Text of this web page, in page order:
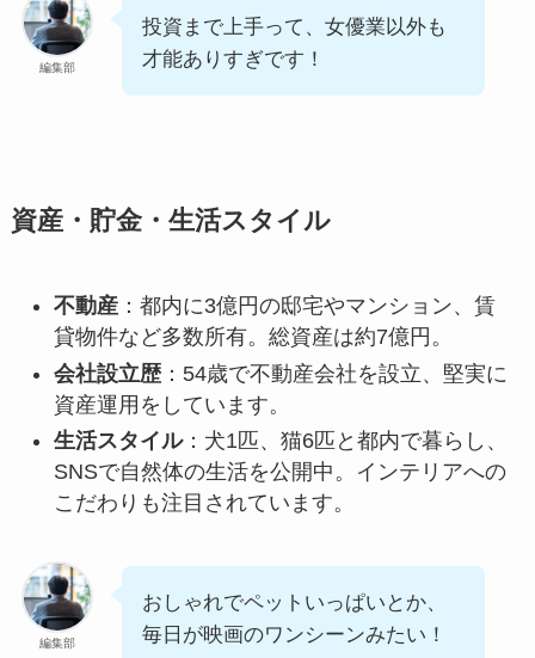
編集部
投資まで上手って、女優業以外も
才能ありすぎです！
資産・貯金・生活スタイル
不動産：都内に3億円の邸宅やマンション、賃
貸物件など多数所有。総資産は約7億円。
会社設立歴：54歳で不動産会社を設立、堅実に
資産運用をしています。
生活スタイル：犬1匹、猫6匹と都内で暮らし、
SNSで自然体の生活を公開中。インテリアへの
こだわりも注目されています。
編集部
おしゃれでペットいっぱいとか、
毎日が映画のワンシーンみたい！